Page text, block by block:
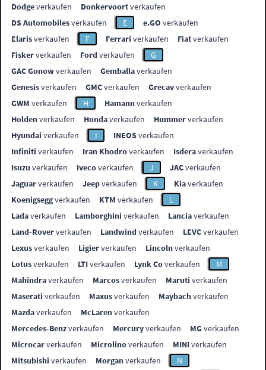
Dodgeverkaufen Donkervoortverkaufen
DS Automobilesverkaufen E e.GO verkaufen
Elarisverkaufen F Ferrari verkaufen Fiatverkaufen
Fiskerverkaufen Fordverkaufen
G
GAC Gonowverkaufen Gemballaverkaufen
Genesisverkaufen GMCverkaufen Grecavverkaufen
GWM verkaufen H Hamannverkaufen
Holdenverkaufen Hondaverkaufen Hummerverkaufen
Hyundai verkaufen I INEOSverkaufen
Infiniti verkaufen Iran Khodroverkaufen Isderaverkaufen
Isuzu verkaufen Ivecoverkaufen J JACverkaufen
Jaguarverkaufen Jeepverkaufen K Kiaverkaufen
Koenigseggverkaufen KTM verkaufen
L
Ladaverkaufen Lamborghini verkaufen Lanciaverkaufen
Land-Roververkaufen Landwindverkaufen LEVCverkaufen
Lexusverkaufen Ligierverkaufen Lincolnverkaufen
Lotusverkaufen LTIverkaufen Lynk Coverkaufen
M
Mahindraverkaufen Marcosverkaufen Maruti verkaufen
Maserati verkaufen Maxusverkaufen Maybachverkaufen
Mazdaverkaufen McLarenverkaufen
Mercedes-Benzverkaufen Mercuryverkaufen MGverkaufen
Microcarverkaufen Microlinoverkaufen MINIverkaufen
Mitsubishi verkaufen Morganverkaufen
N